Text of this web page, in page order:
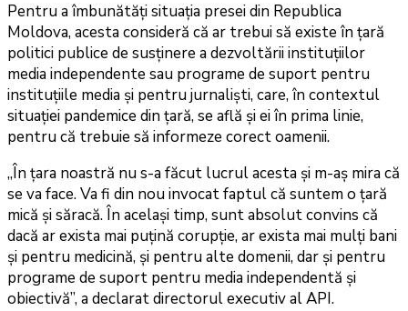
Pentru a îmbunătăți situația presei din Republica
Moldova, acesta consideră că ar trebui să existe în țară
politici publice de susținere a dezvoltării instituțiilor
media independente sau programe de suport pentru
instituțiile media și pentru jurnaliști, care, în contextul
situației pandemice din țară, se află și ei în prima linie,
pentru că trebuie să informeze corect oamenii.
„În țara noastră nu s-a făcut lucrul acesta și m-aș mira că
se va face. Va fi din nou invocat faptul că suntem o țară
mică și săracă. În același timp, sunt absolut convins că
dacă ar exista mai puțină corupție, ar exista mai mulți bani
și pentru medicină, și pentru alte domenii, dar și pentru
programe de suport pentru media independentă și
obiectivă”, a declarat directorul executiv al API.